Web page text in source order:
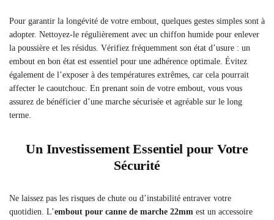
Pour garantir la longévité de votre embout, quelques gestes simples sont à
adopter. Nettoyez-le régulièrement avec un chiffon humide pour enlever
la poussière et les résidus. Vérifiez fréquemment son état d’usure : un
embout en bon état est essentiel pour une adhérence optimale. Évitez
également de l’exposer à des températures extrêmes, car cela pourrait
affecter le caoutchouc. En prenant soin de votre embout, vous vous
assurez de bénéficier d’une marche sécurisée et agréable sur le long
terme.
Un Investissement Essentiel pour Votre
Sécurité
Ne laissez pas les risques de chute ou d’instabilité entraver votre
quotidien. L’embout pour canne de marche 22mm est un accessoire